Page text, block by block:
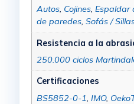
Autos, Cojines, Espaldar
de paredes, Sofás /
Resistencia a la
250.000 ciclos
Certificaciones
BS5852-0-1, IMO,